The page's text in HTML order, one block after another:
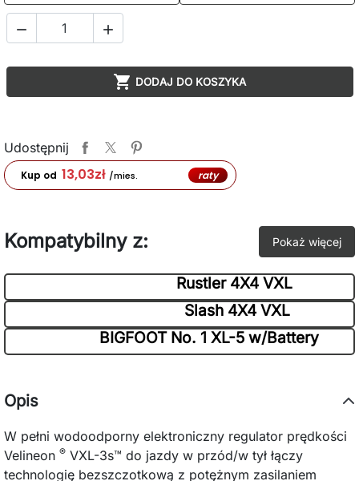
 
 DODAJ DO KOSZYKA
Udostępnij
Kup od 13,03zł /mies. raty
Kompatybilny z: Pokaż więcej
Rustler 4X4 VXL
Slash 4X4 VXL
BIGFOOT No. 1 XL-5 w/Battery
Opis
W pełni wodoodporny elektroniczny regulator prędkości
Velineon ® VXL-3s™ do jazdy w przód/w tył łączy
technologię bezszczotkową z potężnym zasilaniem